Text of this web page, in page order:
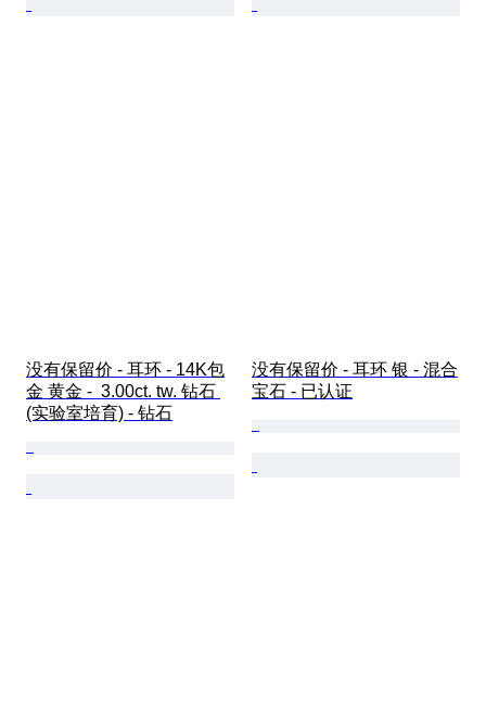
没有保留价 - 耳环 - 14K包
金 黄金 -  3.00ct. tw. 钻石
(实验室培育) - 钻石
没有保留价 - 耳环 银 - 混合
宝石 - 已认证